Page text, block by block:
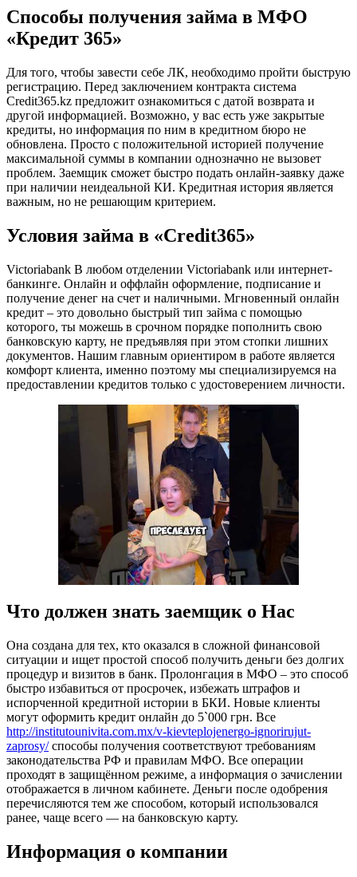
Способы получения займа в МФО
«Кредит 365»
Для того, чтобы завести себе ЛК, необходимо пройти быструю
регистрацию. Перед заключением контракта система
Credit365.kz предложит ознакомиться с датой возврата и
другой информацией. Возможно, у вас есть уже закрытые
кредиты, но информация по ним в кредитном бюро не
обновлена. Просто с положительной историей получение
максимальной суммы в компании однозначно не вызовет
проблем. Заемщик сможет быстро подать онлайн-заявку даже
при наличии неидеальной КИ. Кредитная история является
важным, но не решающим критерием.
Условия займа в «Credit365»
Victoriabank В любом отделении Victoriabank или интернет-
банкинге. Онлайн и оффлайн оформление, подписание и
получение денег на счет и наличными. Мгновенный онлайн
кредит – это довольно быстрый тип займа с помощью
которого, ты можешь в срочном порядке пополнить свою
банковскую карту, не предъявляя при этом стопки лишних
документов. Нашим главным ориентиром в работе является
комфорт клиента, именно поэтому мы специализируемся на
предоставлении кредитов только с удостоверением личности.
Что должен знать заемщик о Нас
Она создана для тех, кто оказался в сложной финансовой
ситуации и ищет простой способ получить деньги без долгих
процедур и визитов в банк. Пролонгация в МФО – это способ
быстро избавиться от просрочек, избежать штрафов и
испорченной кредитной истории в БКИ. Новые клиенты
могут оформить кредит онлайн до 5`000 грн. Все
http://institutounivita.com.mx/v-kievteplojenergo-ignorirujut-
zaprosy/способы получения соответствуют требованиям
законодательства РФ и правилам МФО. Все операции
проходят в защищённом режиме, а информация о зачислении
отображается в личном кабинете. Деньги после одобрения
перечисляются тем же способом, который использовался
ранее, чаще всего — на банковскую карту.
Информация о компании